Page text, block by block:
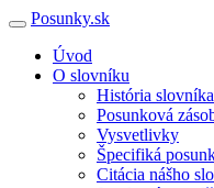
Posunky.sk
Úvod
O slovníku
História slovníka
Posunková
Vysvetlivky
Špecifiká
Citácia nášho